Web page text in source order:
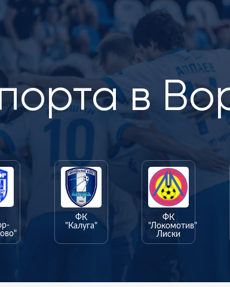
в
ФК
"Калуга"
ФК
"Локомотив"
Лиски